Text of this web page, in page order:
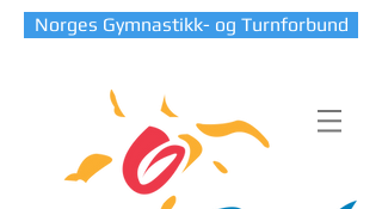
Norges Gymnastikk- og Turnforbund